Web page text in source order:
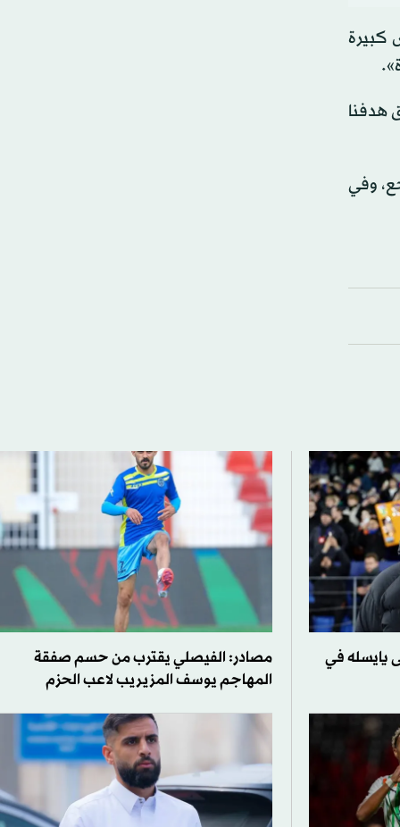
كبيرة
هدفنا
للعديد من اللاعبين؛ اللعب أمام 60 ألف مشجع، وفي
في
مصادر: الفيصلي يقترب من حسم صفقة
المهاجم يوسف المزيريب لاعب الحزم